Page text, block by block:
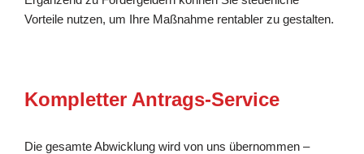
Vorteile nutzen, um Ihre Maßnahme rentabler zu gestalten.
Kompletter Antrags-Service
Die gesamte Abwicklung wird von uns übernommen –